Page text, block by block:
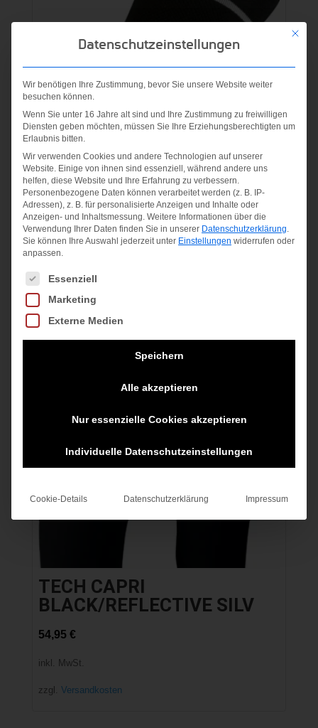
NikeCourt Essentials No-
Show T
BLACK/WHITE/WHITE
12,00€Ursprünglicher
Preis
12,00 €
5,00€Aktueller
Preis
inkl. MwSt.
TECH CAPRI
BLACK/REFLECTIVE SILV
54,95 €
inkl. MwSt.
zzgl. Versandkosten
Mit
Datenschutzeinstellungen
Wir benötigen Ihre Zustimmung, bevor Sie unsere Website weiter
besuchen können.
Wenn Sie unter 16 Jahre alt sind und Ihre Zustimmung zu freiwilligen
Diensten geben möchten, müssen Sie Ihre Erziehungsberechtigten um
Erlaubnis bitten.
Wir verwenden Cookies und andere Technologien auf unserer
Website. Einige von ihnen sind essenziell, während andere uns
helfen, diese Website und Ihre Erfahrung zu verbessern.
Personenbezogene Daten können verarbeitet werden (z. B. IP-
Adressen), z. B. für personalisierte Anzeigen und Inhalte oder
Anzeigen- und Inhaltsmessung. Weitere Informationen über die
Verwendung Ihrer Daten finden Sie in unserer Datenschutzerklärung
Sie können Ihre Auswahl jederzeit unter Einstellungen widerrufen oder
anpassen.
Es folgt eine Liste der Service-Gruppen, für die eine
Essenziell
Marketing
Externe Medien
Speichern
Alle akzeptieren
Nur essenzielle Cookies akzeptieren
Individuelle Datenschutzeinstellungen
Cookie-Details Datenschutzerklärung Impressum